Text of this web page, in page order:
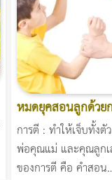
หมดยุคสอนลูกด้วย
การตี : ทำให้เจ็บทั้ง
พ่อคุณแม่ และคุณลูก
ของการตี คือ คำสอ